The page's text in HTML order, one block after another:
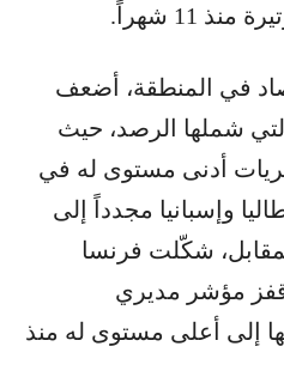
11 شهراً.
في المنطقة، أضعف
شملها الرصد، حيث
أدنى مستوى له في
وإسبانيا مجدداً إلى
شكّلت فرنسا
مؤشر مديري
إلى أعلى مستوى له منذ